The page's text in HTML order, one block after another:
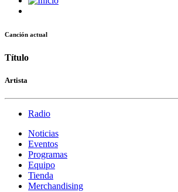
Canción actual
Título
Artista
Radio
Noticias
Eventos
Programas
Equipo
Tienda
Merchandising